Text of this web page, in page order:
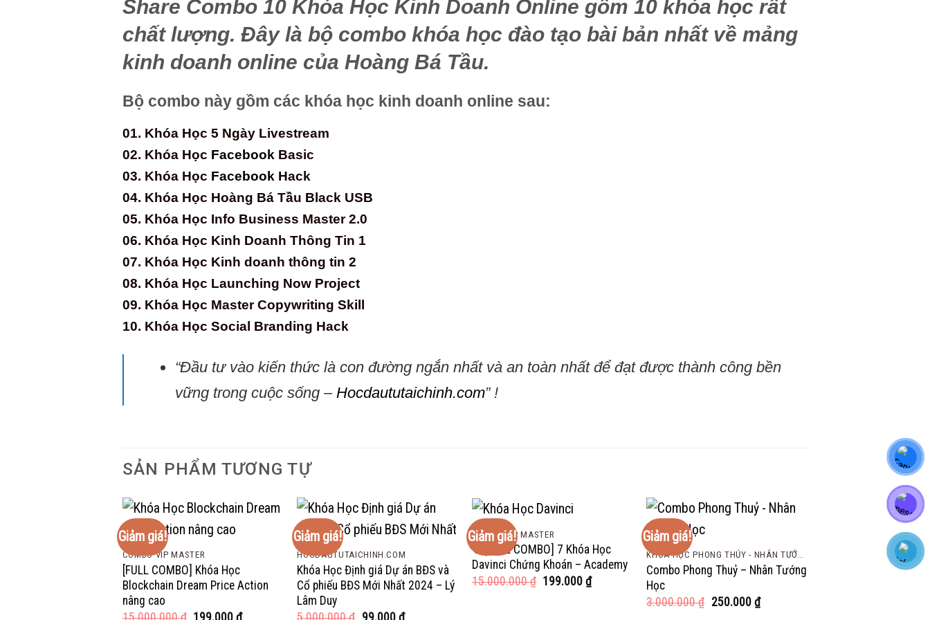
Share Combo 10 Khóa Học Kinh Doanh Online gồm 10 khóa học rất
chất lượng. Đây là bộ combo khóa học đào tạo bài bản nhất về mảng
kinh doanh online của Hoàng Bá Tầu.
Bộ combo này gồm các khóa học kinh doanh online sau:
01. Khóa Học 5 Ngày Livestream
02. Khóa Học Facebook Basic
03. Khóa Học Facebook Hack
04. Khóa Học Hoàng Bá Tầu Black USB
05. Khóa Học Info Business Master 2.0
06. Khóa Học Kinh Doanh Thông Tin 1
07. Khóa Học Kinh doanh thông tin 2
08. Khóa Học Launching Now Project
09. Khóa Học Master Copywriting Skill
10. Khóa Học Social Branding Hack
“Đầu tư vào kiến thức là con đường ngắn nhất và an toàn nhất để đạt được thành công bền
vững trong cuộc sống –Hocdaututaichinh.com” !
SẢN PHẨM TƯƠNG TỰ
Giảm giá!
COMBO VIP MASTER
[FULL COMBO] Khóa Học
Blockchain Dream Price Action
nâng cao
15.000.000₫ Giá
199.000₫Giá
Giảm giá!
HOCDAUTUTAICHINH.COM
Khóa Học Định giá Dự án BĐS và
Cổ phiếu BĐS Mới Nhất 2024 – Lý
Lâm Duy
5.000.000₫ Giá
99.000 ₫Giá
Giảm giá!
COMBO VIP MASTER
🔥[FULL COMBO] 7 Khóa Học
Davinci Chứng Khoán – Academy
15.000.000₫ Giá
199.000₫Giá
Giảm giá!
KHÓA HỌC PHONG THỦY - NHÂN TƯỚNG HỌC
Combo Phong Thuỷ – Nhân Tướng
Học
3.000.000₫ Giá
250.000 ₫Giá
hiện
COMBO VIP MASTER
[FULL COMBO] 6